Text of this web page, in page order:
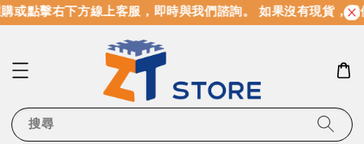
或點擊右下方線上客服，即時與我們諮詢。 如果沒有現貨，我
搜尋